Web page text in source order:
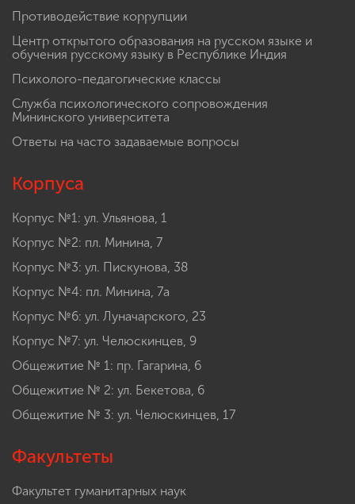
Противодействие коррупции
Центр открытого образования на русском языке и
обучения русскому языку в Республике Индия
Психолого-педагогические классы
Служба психологического сопровождения
Мининского университета
Ответы на часто задаваемые вопросы
Корпуса
Корпус №1: ул. Ульянова, 1
Корпус №2: пл. Минина, 7
Корпус №3: ул. Пискунова, 38
Корпус №4: пл. Минина, 7а
Корпус №6: ул. Луначарского, 23
Корпус №7: ул. Челюскинцев, 9
Общежитие № 1: пр. Гагарина, 6
Общежитие № 2: ул. Бекетова, 6
Общежитие № 3: ул. Челюскинцев, 17
Факультеты
Факультет гуманитарных наук